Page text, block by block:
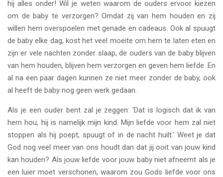
hij alles onder! Wil je weten waarom de ouders ervoor kiezen
om de baby te verzorgen? Omdat zij van hem houden en zij
willen hem overspoelen met genade en cadeaus. Ook al spuugt
de baby elke dag, kost het veel moeite om hem te laten eten en
zijn er vele nachten zonder slaap, de ouders van de baby blijven
van hem houden, blijven hem verzorgen en geven hem liefde. En
al na een paar dagen kunnen ze niet meer zonder de baby, ook
al heeft de baby nog geen werk gedaan.
Als je een ouder bent zal je zeggen: ‘Dat is logisch dat ik van
hem hou, hij is namelijk mijn kind. Mijn liefde voor hem zal niet
stoppen als hij poept, spuugt of in de nacht huilt.’ Weet je dat
God nog veel meer van ons houdt dan dat jij ooit van jouw kind
kan houden? Als jouw liefde voor jouw baby niet afneemt als je
een luier moet verschonen, waarom zou Gods liefde voor ons